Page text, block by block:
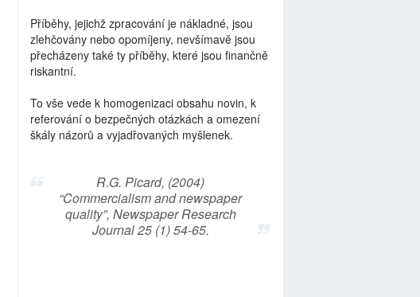
Příběhy, jejichž zpracování je nákladné, jsou
zlehčovány nebo opomíjeny, nevšímavě jsou
přecházeny také ty příběhy, které jsou finančně
riskantní.
To vše vede k homogenizaci obsahu novin, k
referování o bezpečných otázkách a omezení
škály názorů a vyjadřovaných myšlenek.
R.G. Picard, (2004)
“Commercialism and newspaper
quality”, Newspaper Research
Journal 25 (1) 54-65.